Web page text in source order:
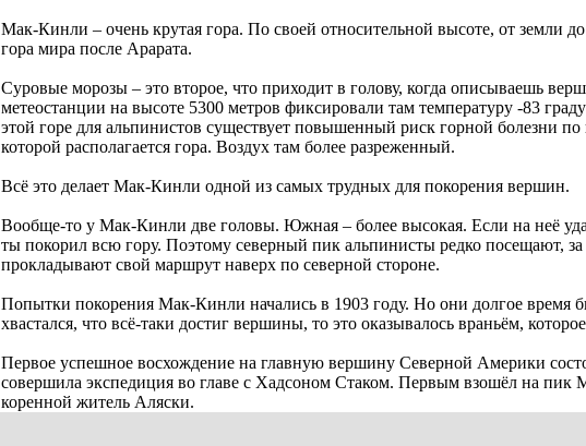
Мак-Кинли – очень крутая гора. По своей относительной высоте, от земли
гора мира после Арарата.
Суровые морозы – это второе, что приходит в голову, когда описывaешь
метеостанции на высоте 5300 метров фиксировaли там температуру -83
этой горе для альпинистов существует повышенный риск горной болезни
которой располагается гора. Воздух там более разреженный.
Всё это делает Мак-Кинли одной из самых трудных для покорения вершин.
Вообще-то у Мак-Кинли две головы. Южная – более высокая. Если на неё
ты покорил всю гору. Поэтому северный пик альпинисты редко посещают,
прокладывaют свой маршрут наверх по северной стороне.
Попытки покорения Мак-Кинли начались в 1903 году. Но они долгое время
хвaстался, что всё-таки достиг вершины, то это оказывaлось враньём, которое
Первое успешное восхождение на главную вершину Северной Америки
совершила экспедиция во главе с Хадсоном Стаком. Первым взошёл на пик
коренной житель Аляски.